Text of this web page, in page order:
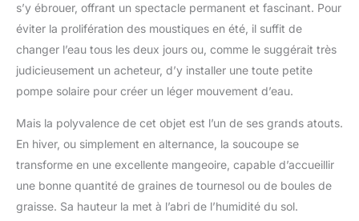
s’y ébrouer, offrant un spectacle permanent et fascinant. Pour
éviter la prolifération des moustiques en été, il suffit de
changer l’eau tous les deux jours ou, comme le suggérait très
judicieusement un acheteur, d’y installer une toute petite
pompe solaire pour créer un léger mouvement d’eau.
Mais la polyvalence de cet objet est l’un de ses grands atouts.
En hiver, ou simplement en alternance, la soucoupe se
transforme en une excellente mangeoire, capable d’accueillir
une bonne quantité de graines de tournesol ou de boules de
graisse. Sa hauteur la met à l’abri de l’humidité du sol.